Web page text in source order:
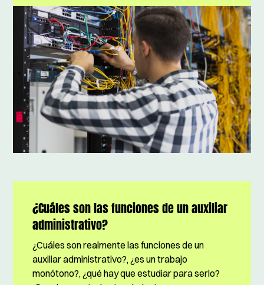
¿Cuáles son las funciones de un auxiliar
administrativo?
¿Cuáles son realmente las funciones de un
auxiliar administrativo?, ¿es un trabajo
monótono?, ¿qué hay que estudiar para serlo?